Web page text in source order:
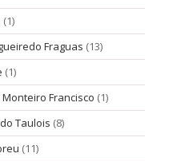
(1)
Fraguas (13)
(1)
Francisco (1)
Taulois (8)
(11)